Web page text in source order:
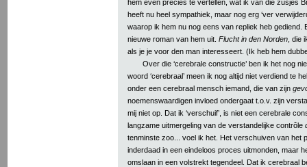
hem even precies te vertellen, wat ik van die zusjes
heeft nu heel sympathiek, maar nog erg ‘ver
waarop ik hem nu nog eens van repliek heb gediend.
nieuwe roman van hem uit. Flucht in den Norden , die
als je je voor den man interesseert. (Ik heb hem
Over die ‘cerebrale constructie’ ben ik het nog
woord ‘cerebraal’ meen ik nog altijd niet verdiend te
onder een cerebraal mensch iemand, die van zijn ge
noemenswaardigen invloed ondergaat t.o.v. zijn
mij niet op. Dat ik ‘verschuif’, is niet een cerebrale
langzame uitmergeling van de verstandelijke contrôle
tenminste zoo... voel ik het. Het verschuiven van het
inderdaad in een eindeloos proces uitmonden, maar
omslaan in een volstrekt tegendeel. Dat ik cerebraal